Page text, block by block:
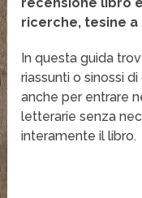
ricerche, tesine a
In questa guida
riassunti o sinossi
anche per entrare
letterarie senza
interamente il libro.